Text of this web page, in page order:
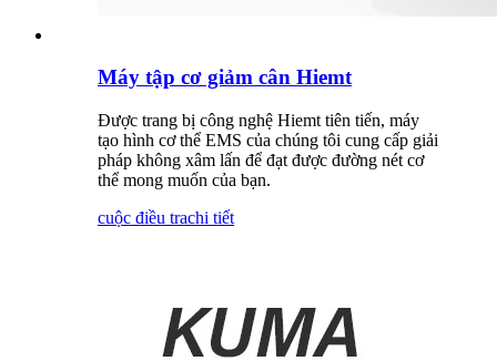
Máy tập cơ giảm cân Hiemt
Được trang bị công nghệ Hiemt tiên tiến, máy
tạo hình cơ thể EMS của chúng tôi cung cấp giải
pháp không xâm lấn để đạt được đường nét cơ
thể mong muốn của bạn.
cuộc điều trachi tiết